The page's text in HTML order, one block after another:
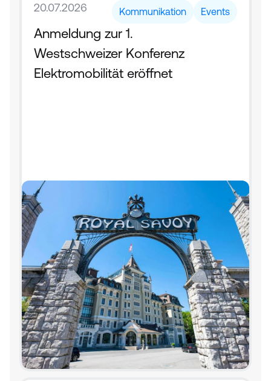
20.07.2026 Kommunikation Events
Anmeldung zur 1.
Westschweizer Konferenz
Elektromobilität eröffnet